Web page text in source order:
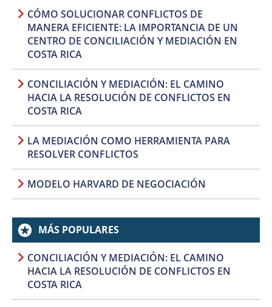
CÓMO SOLUCIONAR CONFLICTOS DE
MANERA EFICIENTE: LA IMPORTANCIA DE UN
CENTRO DE CONCILIACIÓN Y MEDIACIÓN EN
COSTA RICA
CONCILIACIÓN Y MEDIACIÓN: EL CAMINO
HACIA LA RESOLUCIÓN DE CONFLICTOS EN
COSTA RICA
LA MEDIACIÓN COMO HERRAMIENTA PARA
RESOLVER CONFLICTOS
MODELO HARVARD DE NEGOCIACIÓN
MÁS POPULARES
CONCILIACIÓN Y MEDIACIÓN: EL CAMINO
HACIA LA RESOLUCIÓN DE CONFLICTOS EN
COSTA RICA